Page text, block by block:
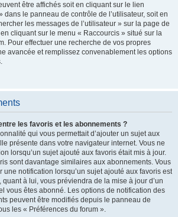
être affichés soit en cliquant sur le lien
dans le panneau de contrôle de l’utilisateur, soit en
les messages de l’utilisateur » sur la page de
cliquant sur le menu « Raccourcis » situé sur la
Pour effectuer une recherche de vos propres
avancée et remplissez convenablement les options
les favoris et les abonnements ?
qui vous permettait d’ajouter un sujet aux
présente dans votre navigateur internet. Vous ne
lorsqu’un sujet ajouté aux favoris était mis à jour.
sont davantage similaires aux abonnements. Vous
une notification lorsqu’un sujet ajouté aux favoris est
quant à lui, vous préviendra de la mise à jour d’un
vous êtes abonné. Les options de notification des
peuvent être modifiés depuis le panneau de
les « Préférences du forum ».